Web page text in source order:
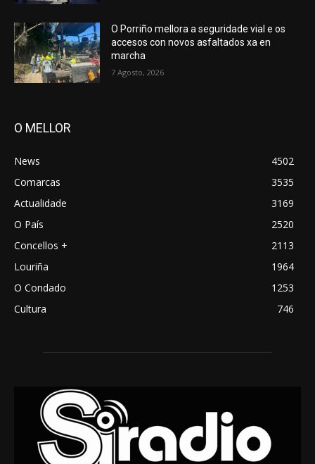
O Porriño mellora a seguridade vial e os
accesos con novos asfaltados xa en
marcha
7 Agosto, 2026
O MELLOR
News
4502
Comarcas
3535
Actualidade
3169
O País
2520
Concellos +
2113
Louriña
1964
O Condado
1253
Cultura
746